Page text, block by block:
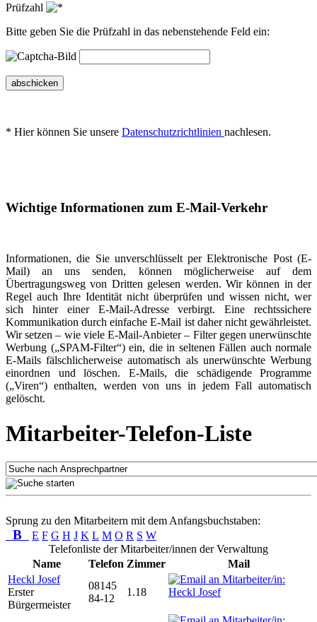
Prüfzahl
Bitte geben Sie die Prüfzahl in das nebenstehende Feld ein:
abschicken
* Hier können Sie unsere Datenschutzrichtlinien nachlesen.
Wichtige Informationen zum E-Mail-Verkehr
Informationen, die Sie unverschlüsselt per Elektronische Post (E-
Mail) an uns senden, können möglicherweise auf dem
Übertragungsweg von Dritten gelesen werden. Wir können in der
Regel auch Ihre Identität nicht überprüfen und wissen nicht, wer
sich hinter einer E-Mail-Adresse verbirgt. Eine rechtssichere
Kommunikation durch einfache E-Mail ist daher nicht gewährleistet.
Wir setzen – wie viele E-Mail-Anbieter – Filter gegen unerwünschte
Werbung („SPAM-Filter“) ein, die in seltenen Fällen auch normale
E-Mails fälschlicherweise automatisch als unerwünschte Werbung
einordnen und löschen. E-Mails, die schädigende Programme
(„Viren“) enthalten, werden von uns in jedem Fall automatisch
gelöscht.
Mitarbeiter-Telefon-Liste
Sprung zu den Mitarbeitern mit dem Anfangsbuchstaben:
B E F G H J K L M O R S W
Telefonliste der Mitarbeiter/innen der Verwaltung
Name
Telefon Zimmer
Mail
Heckl Josef
Erster
Bürgermeister
08145
84-12
1.18